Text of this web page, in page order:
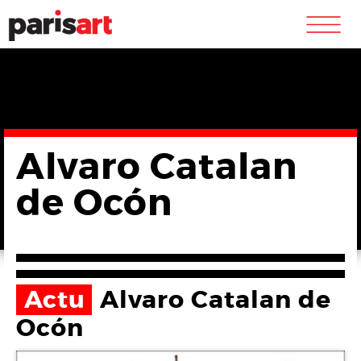
m
Alvaro Catalan
de Ocón
Actu Alvaro Catalan de
Ocón